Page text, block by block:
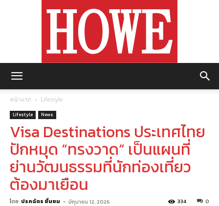
หน้าแรก Lifestyle
Lifestyle News
Visa Destinations ประเทศไทย
ปักหมุด “ทรงวาด” เป็นแผนที่
ย่านวัฒนธรรมที่นักท่องเที่ยว
ต้องมาเยือน
โดย ปรกฉัตร ชื่นชม - มิถุนายน 12, 2026 0
334